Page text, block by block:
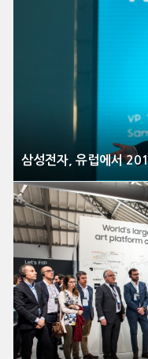
삼성전자, 유럽에서